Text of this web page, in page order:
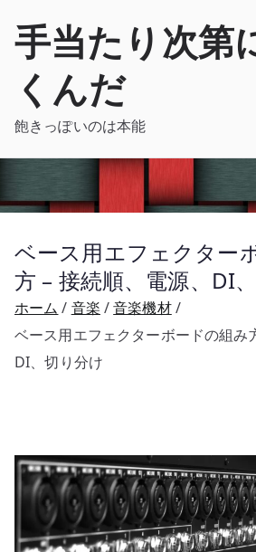
手当たり次第
くんだ
飽きっぽいのは本能
ベース用エフェクター
方 – 接続順、電源、DI
ホーム 音楽
音楽機材
ベース用エフェクターボードの組み
DI、切り分け